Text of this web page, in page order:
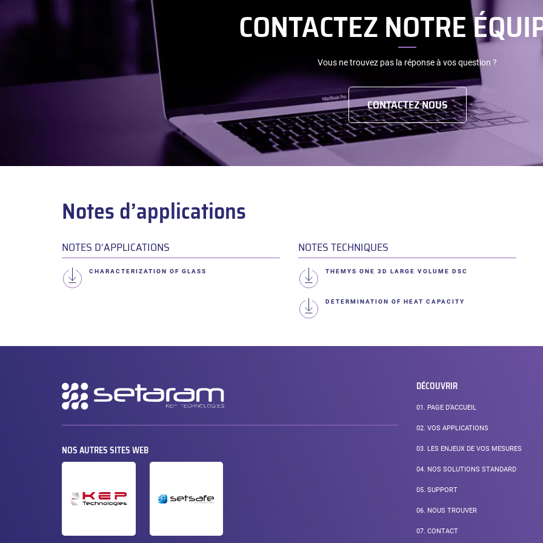
CONTACTEZ NOTRE
Vous ne trouvez pas la réponse à vos question ?
CONTACTEZ NOUS
Notes d’applications
NOTES D’APPLICATIONS
CHARACTERIZATION OF GLASS
NOTES TECHNIQUES
THEMYS ONE 3D LARGE VOLUME DSC
DETERMINATION OF HEAT CAPACITY
Navigation
secondaire
DÉCOUVRIR
01. PAGE D’ACCUEIL
02. VOS APPLICATIONS
03. LES ENJEUX DE VOS MESURES
04. NOS SOLUTIONS STANDARD
05. SUPPORT
06. NOUS TROUVER
07. CONTACT
NOS AUTRES SITES WEB